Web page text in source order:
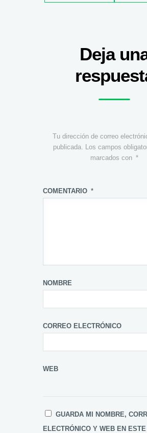
Deja
Tu dirección de correo
publicada.
Los campos
marcados con *
COMENTARIO *
NOMBRE
CORREO ELECTRÓNICO
WEB
GUARDA MI NOMBRE,
ELECTRÓNICO Y WEB EN ESTE